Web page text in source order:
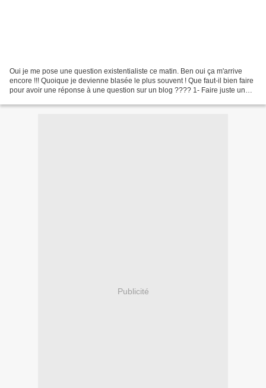
Oui je me pose une question existentialiste ce matin. Ben oui ça m'arrive
encore !!! Quoique je devienne blasée le plus souvent ! Que faut-il bien faire
pour avoir une réponse à une question sur un blog ???? 1- Faire juste un
Publicité